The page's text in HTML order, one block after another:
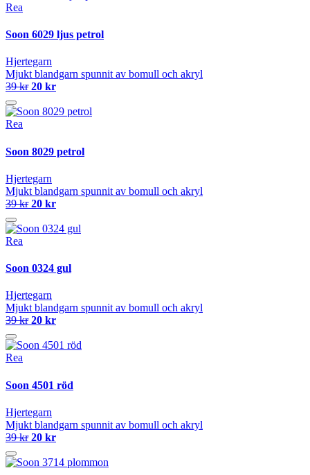
Rea
Soon 6029 ljus petrol
Hjertegarn
Mjukt blandgarn spunnit av bomull och akryl
39 kr 20 kr
Rea
Soon 8029 petrol
Hjertegarn
Mjukt blandgarn spunnit av bomull och akryl
39 kr 20 kr
Rea
Soon 0324 gul
Hjertegarn
Mjukt blandgarn spunnit av bomull och akryl
39 kr 20 kr
Rea
Soon 4501 röd
Hjertegarn
Mjukt blandgarn spunnit av bomull och akryl
39 kr 20 kr